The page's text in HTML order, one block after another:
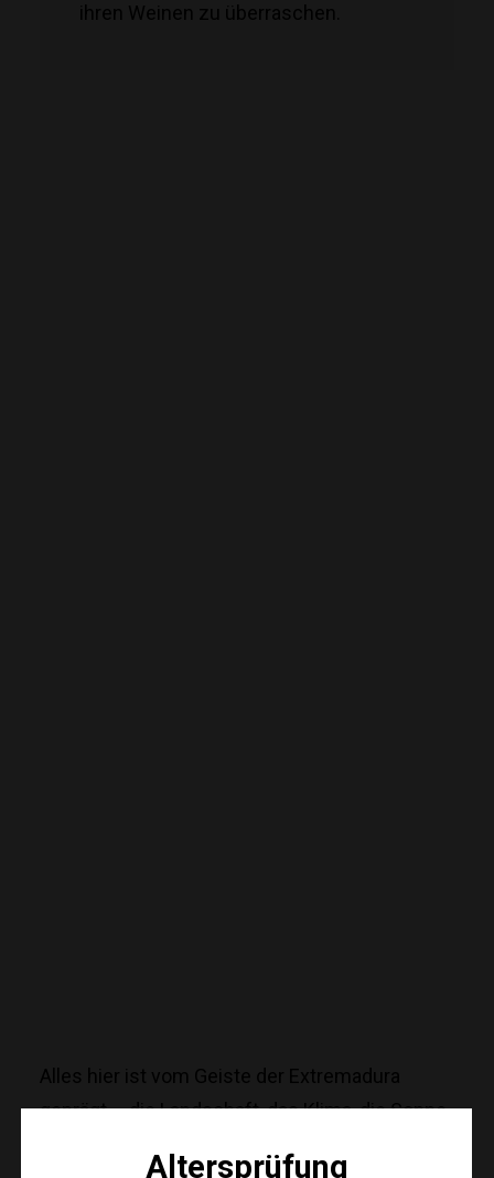
ihren Weinen zu überraschen.
Alles hier ist vom Geiste der Extremadura
geprägt – die Landschaft, das Klima, die Sonne
Altersprüfung